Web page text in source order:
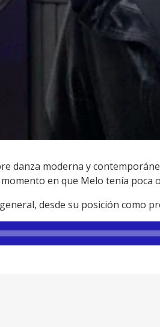
danza moderna y
en que Melo tenía poca
desde su posición como